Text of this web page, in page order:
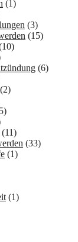
(1)
(3)
(15)
(6)
(2)
(11)
(33)
(1)
(1)